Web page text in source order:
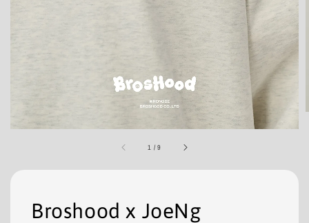
1 /9
Broshood x JoeNg